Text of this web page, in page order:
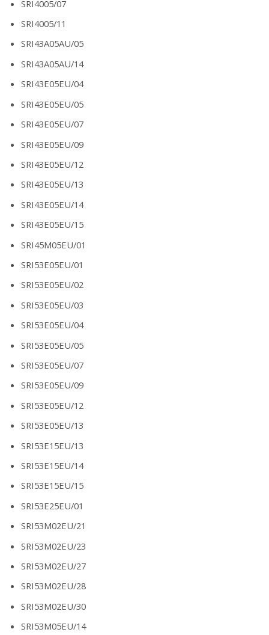
SRI4005/07
SRI4005/11
SRI43A05AU/05
SRI43A05AU/14
SRI43E05EU/04
SRI43E05EU/05
SRI43E05EU/07
SRI43E05EU/09
SRI43E05EU/12
SRI43E05EU/13
SRI43E05EU/14
SRI43E05EU/15
SRI45M05EU/01
SRI53E05EU/01
SRI53E05EU/02
SRI53E05EU/03
SRI53E05EU/04
SRI53E05EU/05
SRI53E05EU/07
SRI53E05EU/09
SRI53E05EU/12
SRI53E05EU/13
SRI53E15EU/13
SRI53E15EU/14
SRI53E15EU/15
SRI53E25EU/01
SRI53M02EU/21
SRI53M02EU/23
SRI53M02EU/27
SRI53M02EU/28
SRI53M02EU/30
SRI53M05EU/14